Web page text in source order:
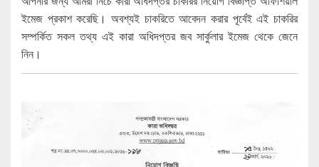
ইমেজ প্রকাশ করেছি। অবশ্যই চাকরিতে আবেদন করার পূর্বেই এই চাকরির
সম্পর্কিত সকল তথ্য এই কারা অধিদপ্তর জব সার্কুলার ইমেজ থেকে জেনে
নিন।